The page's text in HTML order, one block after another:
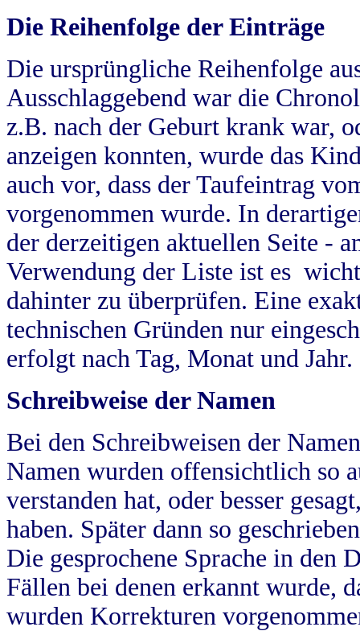
Die Reihenfolge der Einträge
Die ursprüngliche Reihenfolge
Ausschlaggebend war die
z.B. nach der Geburt krank war,
anzeigen konnten, wurde das
auch vor, dass der Taufeintrag
vorgenommen wurde. In
der derzeitigen aktuellen Seite -
Verwendung der Liste ist es
dahinter zu überprüfen. Eine
technischen Gründen nur
erfolgt nach Tag, Monat und Jahr.
Schreibweise der Namen
Bei den Schreibweisen der
Namen wurden offensichtlich so
verstanden hat, oder besser
haben. Später dann so
Die gesprochene Sprache in
Fällen bei denen erkannt wurde,
wurden Korrekturen